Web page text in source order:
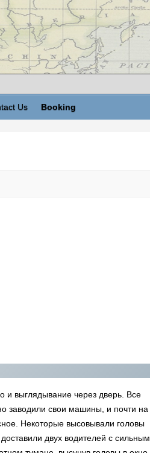
Us Booking
и выглядывание через дверь. Все
заводили свои машины, и почти на
Некоторые высовывали головы
двух водителей с сильным